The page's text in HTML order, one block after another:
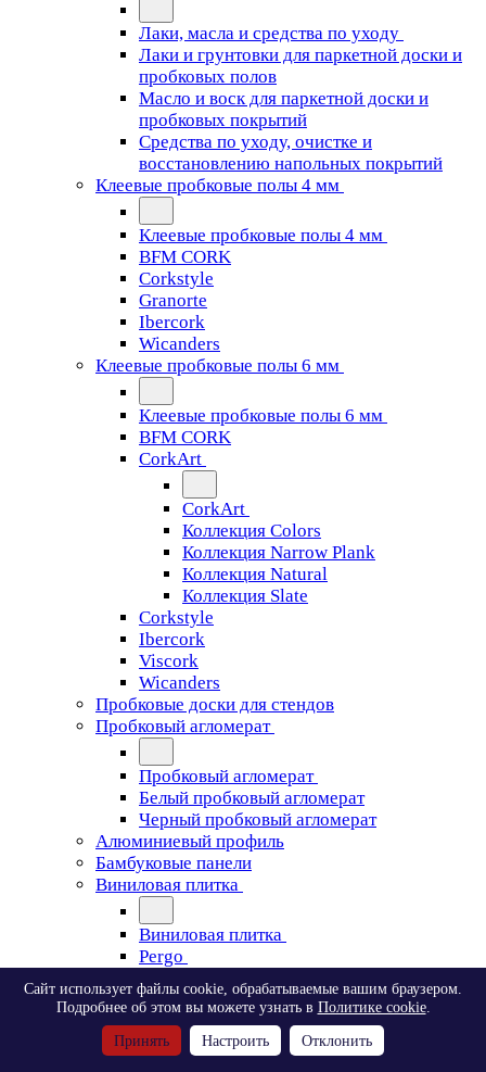
Лаки, масла и средства по уходу
Лаки и грунтовки для паркетной доски и
пробковых полов
Масло и воск для паркетной доски и
пробковых покрытий
Средства по уходу, очистке и
восстановлению напольных покрытий
Клеевые пробковые полы 4 мм
Клеевые пробковые полы 4 мм
BFM CORK
Corkstyle
Granorte
Ibercork
Wicanders
Клеевые пробковые полы 6 мм
Клеевые пробковые полы 6 мм
BFM CORK
CorkArt
CorkArt
Коллекция Colors
Коллекция Narrow Plank
Коллекция Natural
Коллекция Slate
Corkstyle
Ibercork
Viscork
Wicanders
Пробковые доски для стендов
Пробковый агломерат
Пробковый агломерат
Белый пробковый агломерат
Черный пробковый агломерат
Алюминиевый профиль
Бамбуковые панели
Виниловая плитка
Виниловая плитка
Pergo
Pergo
Classic Plank Optimum Glue
Modern Plank Optimum Glue
Сайт использует файлы cookie, обрабатываемые вашим браузером.
Подробнее об этом вы можете узнать в Политике cookie.
Принять Настроить Отклонить